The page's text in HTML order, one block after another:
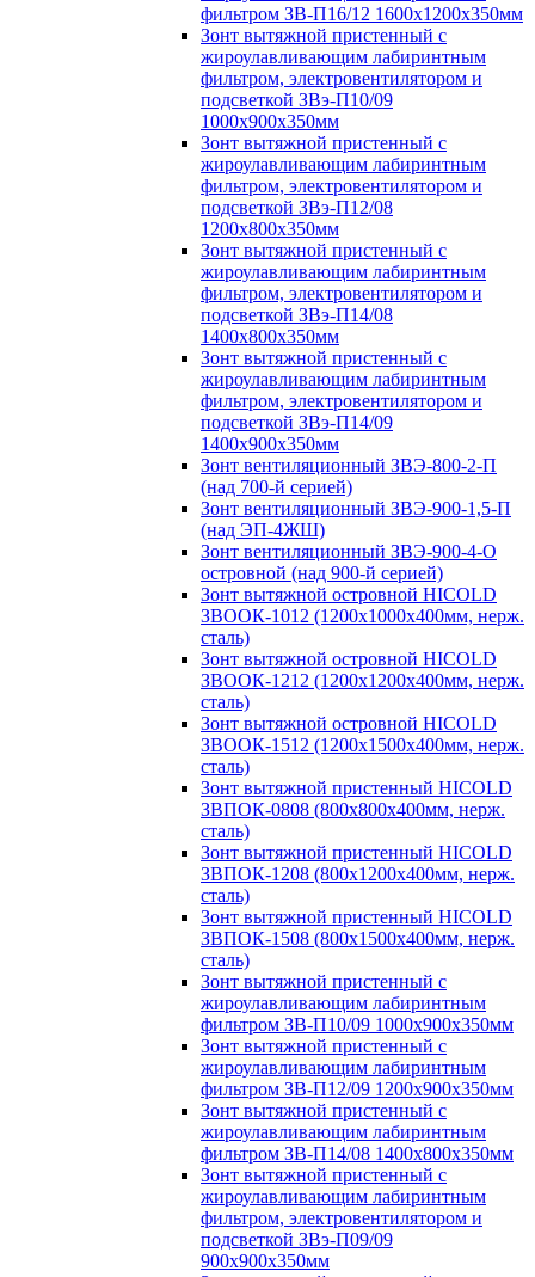
фильтром ЗВ-П16/12 1600х1200х350мм
Зонт вытяжной пристенный с
жироулавливающим лабиринтным
фильтром, электровентилятором и
подсветкой ЗВэ-П10/09
1000х900х350мм
Зонт вытяжной пристенный с
жироулавливающим лабиринтным
фильтром, электровентилятором и
подсветкой ЗВэ-П12/08
1200х800х350мм
Зонт вытяжной пристенный с
жироулавливающим лабиринтным
фильтром, электровентилятором и
подсветкой ЗВэ-П14/08
1400х800х350мм
Зонт вытяжной пристенный с
жироулавливающим лабиринтным
фильтром, электровентилятором и
подсветкой ЗВэ-П14/09
1400х900х350мм
Зонт вентиляционный ЗВЭ-800-2-П
(над 700-й серией)
Зонт вентиляционный ЗВЭ-900-1,5-П
(над ЭП-4ЖШ)
Зонт вентиляционный ЗВЭ-900-4-О
островной (над 900-й серией)
Зонт вытяжной островной HICOLD
ЗВООК-1012 (1200х1000х400мм, нерж.
сталь)
Зонт вытяжной островной HICOLD
ЗВООК-1212 (1200x1200x400мм, нерж.
сталь)
Зонт вытяжной островной HICOLD
ЗВООК-1512 (1200х1500х400мм, нерж.
сталь)
Зонт вытяжной пристенный HICOLD
ЗВПОК-0808 (800х800х400мм, нерж.
сталь)
Зонт вытяжной пристенный HICOLD
ЗВПОК-1208 (800х1200х400мм, нерж.
сталь)
Зонт вытяжной пристенный HICOLD
ЗВПОК-1508 (800х1500х400мм, нерж.
сталь)
Зонт вытяжной пристенный с
жироулавливающим лабиринтным
фильтром ЗВ-П10/09 1000х900х350мм
Зонт вытяжной пристенный с
жироулавливающим лабиринтным
фильтром ЗВ-П12/09 1200х900х350мм
Зонт вытяжной пристенный с
жироулавливающим лабиринтным
фильтром ЗВ-П14/08 1400х800х350мм
Зонт вытяжной пристенный с
жироулавливающим лабиринтным
фильтром, электровентилятором и
подсветкой ЗВэ-П09/09
900х900х350мм